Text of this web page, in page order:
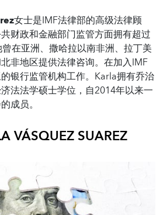
女士是IMF法律部的高级法律顾
财政和金融部门监管方面拥有超过
在亚洲、撒哈拉以南非洲、拉丁美
非地区提供法律咨询。在加入IMF
银行监管机构工作。Karla拥有乔治
法法学硕士学位，自2014年以来一
成员。
VÁSQUEZ SUAREZ